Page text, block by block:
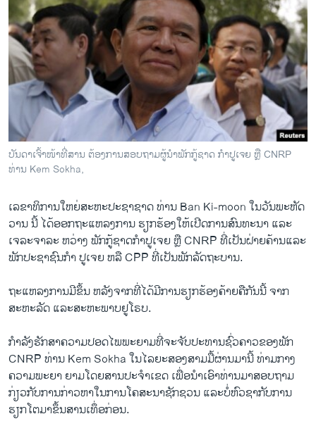
ອິດສະຫຼະພາບດ້ານການຂ່າວ
ຊີວິດຊາວລາວ
ຊຸມຊົນຊາວລາວ
ວິທະຍາສາດ-ເທັກໂນໂລຈີ
ທຸລະກິດ
ພາສາອັງກິດ
ວີດີໂອ
ລາຍການກະຈາຍສຽງ
ລາຍງານ
ຕິດຕາມພວກເຮົາ ທີ່
ພາສາຕ່າງໆ
ບັນດາເຈົ້າໜ້າທີ່ສານ ຕ້ອງການສອບຖາມຜູ້ນຳພັກກູ້ຊາດ ກຳປູ​ເຈຍ​ ຫຼື CNRP
ທ່ານ Kem Sokha,
ເລຂາທິການ​ໃຫຍ່​ສະຫະ​ປະຊາ​ຊາດ ທ່ານ Ban Ki-moon ​ໃນ​ວັນພ​ະຫັດ​
ວານ ນີ້ ​ໄດ້​ອອກ​ຖະ​ແຫລ​ງການ ຮຽກຮ້ອງ​ໃຫ້ເປີດການ​ສົນທະນາ ​ແລະ​
ເຈລະຈາ​ລ​ະ ຫວ່າງ ​ພັກ​ກູ້​ຊາດ​ກຳປູ​ເຈຍ​ ຫຼື CNRP ທີ່​ເປັນ​ຝ່າຍ​ຄ້ານແລະ​
ພັກ​ປະຊາຊົນ​ກໍາ ປູເຈ​ຍ ຫລື CPP ທີ່ເປັນ​ພັກ​ລັດຖະບານ.
ຖະ​ແຫລ​ງການມີ​ຂຶ້ນ ຫລັງ​ຈາກ​ທີ່ໄດ້​ມີ​ການ​ຮຽກຮ້ອງຄ້າຍຄື​ກັນ​ນີ້ ຈາກ
ສະຫະ​ລັດ ​ແລະ​ສະຫະພາບ​ຢູ​ໂຣບ.
ກຳລັງ​ຮັກສາ​ຄວາມ​ປອດ​ໄພພະຍາ​ມທີ່​ຈະ​ຈັບ​ປະທານ​ຊົ່ວຄາວ​ຂອງ​ພັກ
CNRP ທ່ານ Kem Sokha ​ໃນ​ໄລຍະ​ສອງ​ສາມມື້ຜ່ານມາ​ນີ້ ທ່າມກາງ
ຄວາມ​ພະຍາ ຍາມໂດຍສານ​ປະຈຳ​ເຂດ ​ເພື່ອ​ນຳ​ເອົາ​ທ່ານ​ມາສ​ອບຖາມ
ກ່ຽວ​ກັບ​ການ​ກ່າວ​ຫາໃນ​ການໂຄສະນາຊັກ​ຊວນ ​ແລະ​ບໍ່​ຫົວຊາ​ກັບ​ການ​
ຮຽກ​ໂຕ​ມາຂຶ້ນ​ສານ​ເທຶ່ອກ່ອນ.